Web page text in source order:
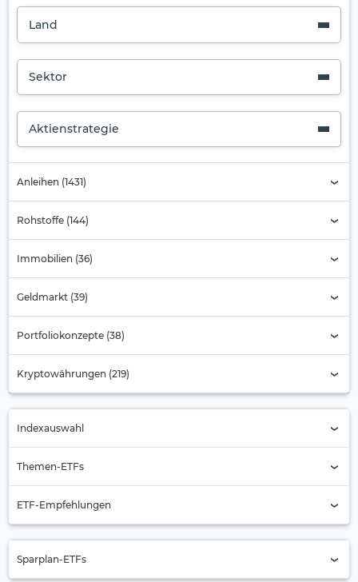
Land
Sektor
Aktienstrategie
Anleihen (1431)
Rohstoffe (144)
Immobilien (36)
Geldmarkt (39)
Portfoliokonzepte (38)
Kryptowährungen (219)
Indexauswahl
Indexauswahl
Themen-ETFs
Automobilbranche
Batterie
ETF-Empfehlungen
Aktien Asien-Pazifik (ex Japan)
Sparplan-ETFs